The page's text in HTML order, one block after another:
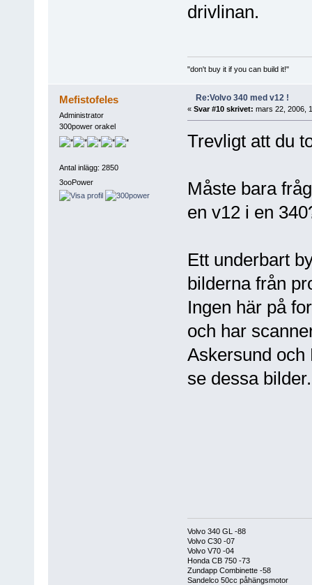
drivlinan.
"don't buy it if you can build it!"
Mefistofeles
Administrator
300power orakel
Antal inlägg: 2850
3ooPower
Re:Volvo 340 med v12 !
« Svar #10 skrivet: mars 22, 2006,
Trevligt att du
Måste bara
en v12 i en
Ett underbart
bilderna från
Ingen här på
och har
Askersund och
se dessa bilder.
Volvo 340 GL -88
Volvo C30 -07
Volvo V70 -04
Honda CB 750 -73
Zundapp Combinette -58
Sandelco 50cc påhängsmotor